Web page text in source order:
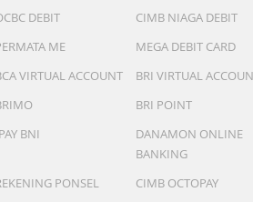
DEBIT
CIMB NIAGA DEBIT
ME
MEGA DEBIT CARD
VIRTUAL ACCOUNT
BRI VIRTUAL
BRI POINT
BNI
DANAMON ONLINE
BANKING
PONSEL
CIMB OCTOPAY